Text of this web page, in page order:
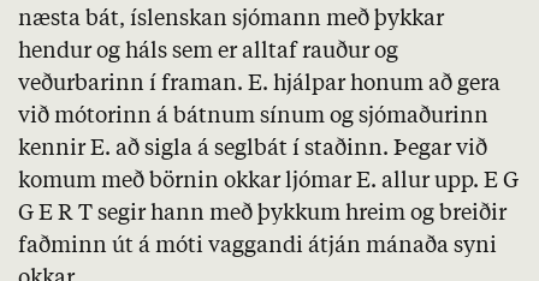
næsta bát, íslenskan sjómann með þykkar
hendur og háls sem er alltaf rauður og
veðurbarinn í framan. E. hjálpar honum að gera
við mótorinn á bátnum sínum og sjómaðurinn
kennir E. að sigla á seglbát í staðinn. Þegar við
komum með börnin okkar ljómar E. allur upp. E G
G E R T segir hann með þykkum hreim og breiðir
faðminn út á móti vaggandi átján mánaða syni